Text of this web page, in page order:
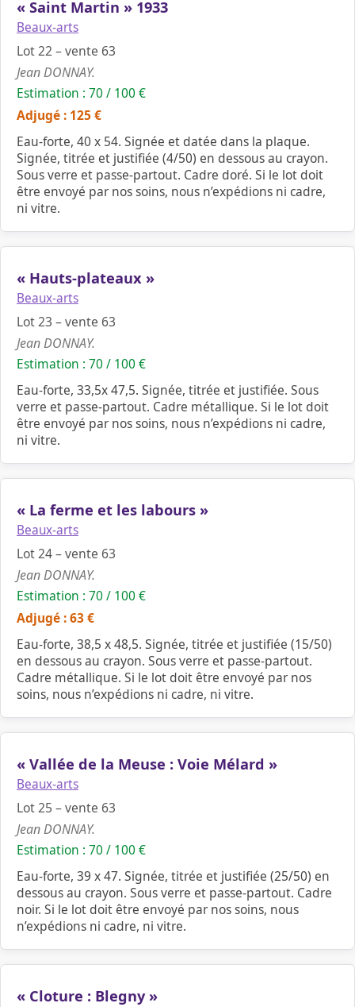
« Saint Martin » 1933
Beaux-arts
Lot 22 – vente 63
Jean DONNAY.
Estimation : 70 / 100 €
Adjugé : 125 €
Eau-forte, 40 x 54. Signée et datée dans la plaque.
Signée, titrée et justifiée (4/50) en dessous au crayon.
Sous verre et passe-partout. Cadre doré. Si le lot doit
être envoyé par nos soins, nous n’expédions ni cadre,
ni vitre.
« Hauts-plateaux »
Beaux-arts
Lot 23 – vente 63
Jean DONNAY.
Estimation : 70 / 100 €
Eau-forte, 33,5x 47,5. Signée, titrée et justifiée. Sous
verre et passe-partout. Cadre métallique. Si le lot doit
être envoyé par nos soins, nous n’expédions ni cadre,
ni vitre.
« La ferme et les labours »
Beaux-arts
Lot 24 – vente 63
Jean DONNAY.
Estimation : 70 / 100 €
Adjugé : 63 €
Eau-forte, 38,5 x 48,5. Signée, titrée et justifiée (15/50)
en dessous au crayon. Sous verre et passe-partout.
Cadre métallique. Si le lot doit être envoyé par nos
soins, nous n’expédions ni cadre, ni vitre.
« Vallée de la Meuse : Voie Mélard »
Beaux-arts
Lot 25 – vente 63
Jean DONNAY.
Estimation : 70 / 100 €
Eau-forte, 39 x 47. Signée, titrée et justifiée (25/50) en
dessous au crayon. Sous verre et passe-partout. Cadre
noir. Si le lot doit être envoyé par nos soins, nous
n’expédions ni cadre, ni vitre.
« Cloture : Blegny »